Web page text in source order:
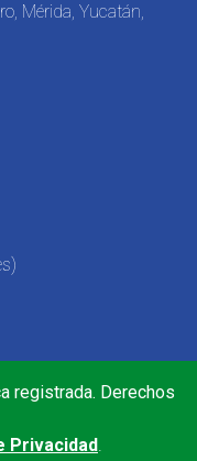
Mérida, Yucatán,
registrada. Derechos
Privacidad.